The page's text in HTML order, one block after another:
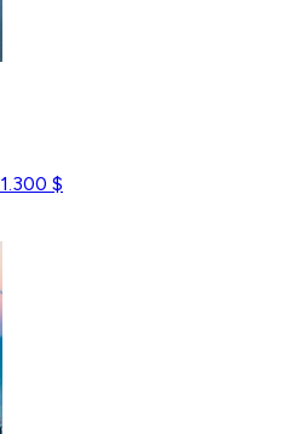
1.300 $